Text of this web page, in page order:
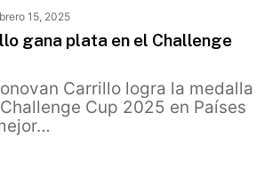
15, 2025
gana plata en el Challenge
Carrillo logra la medalla
Cup 2025 en Países